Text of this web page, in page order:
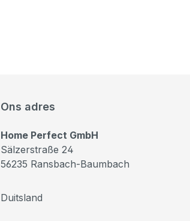
Ons adres
Home Perfect GmbH
Sälzerstraße 24
56235 Ransbach-Baumbach
Duitsland